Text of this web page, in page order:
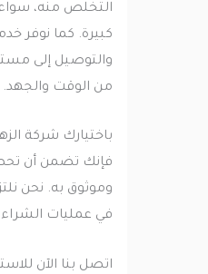
التخلص منه، سواء
كبيرة. كما نوفر خدمة
والتوصيل إلى
من الوقت والجهد.
باختيارك شركة الزهور
فإنك تضمن أن تحصل
وموثوق به. نحن نلتزم
في عمليات الشراء
اتصل بنا الآن